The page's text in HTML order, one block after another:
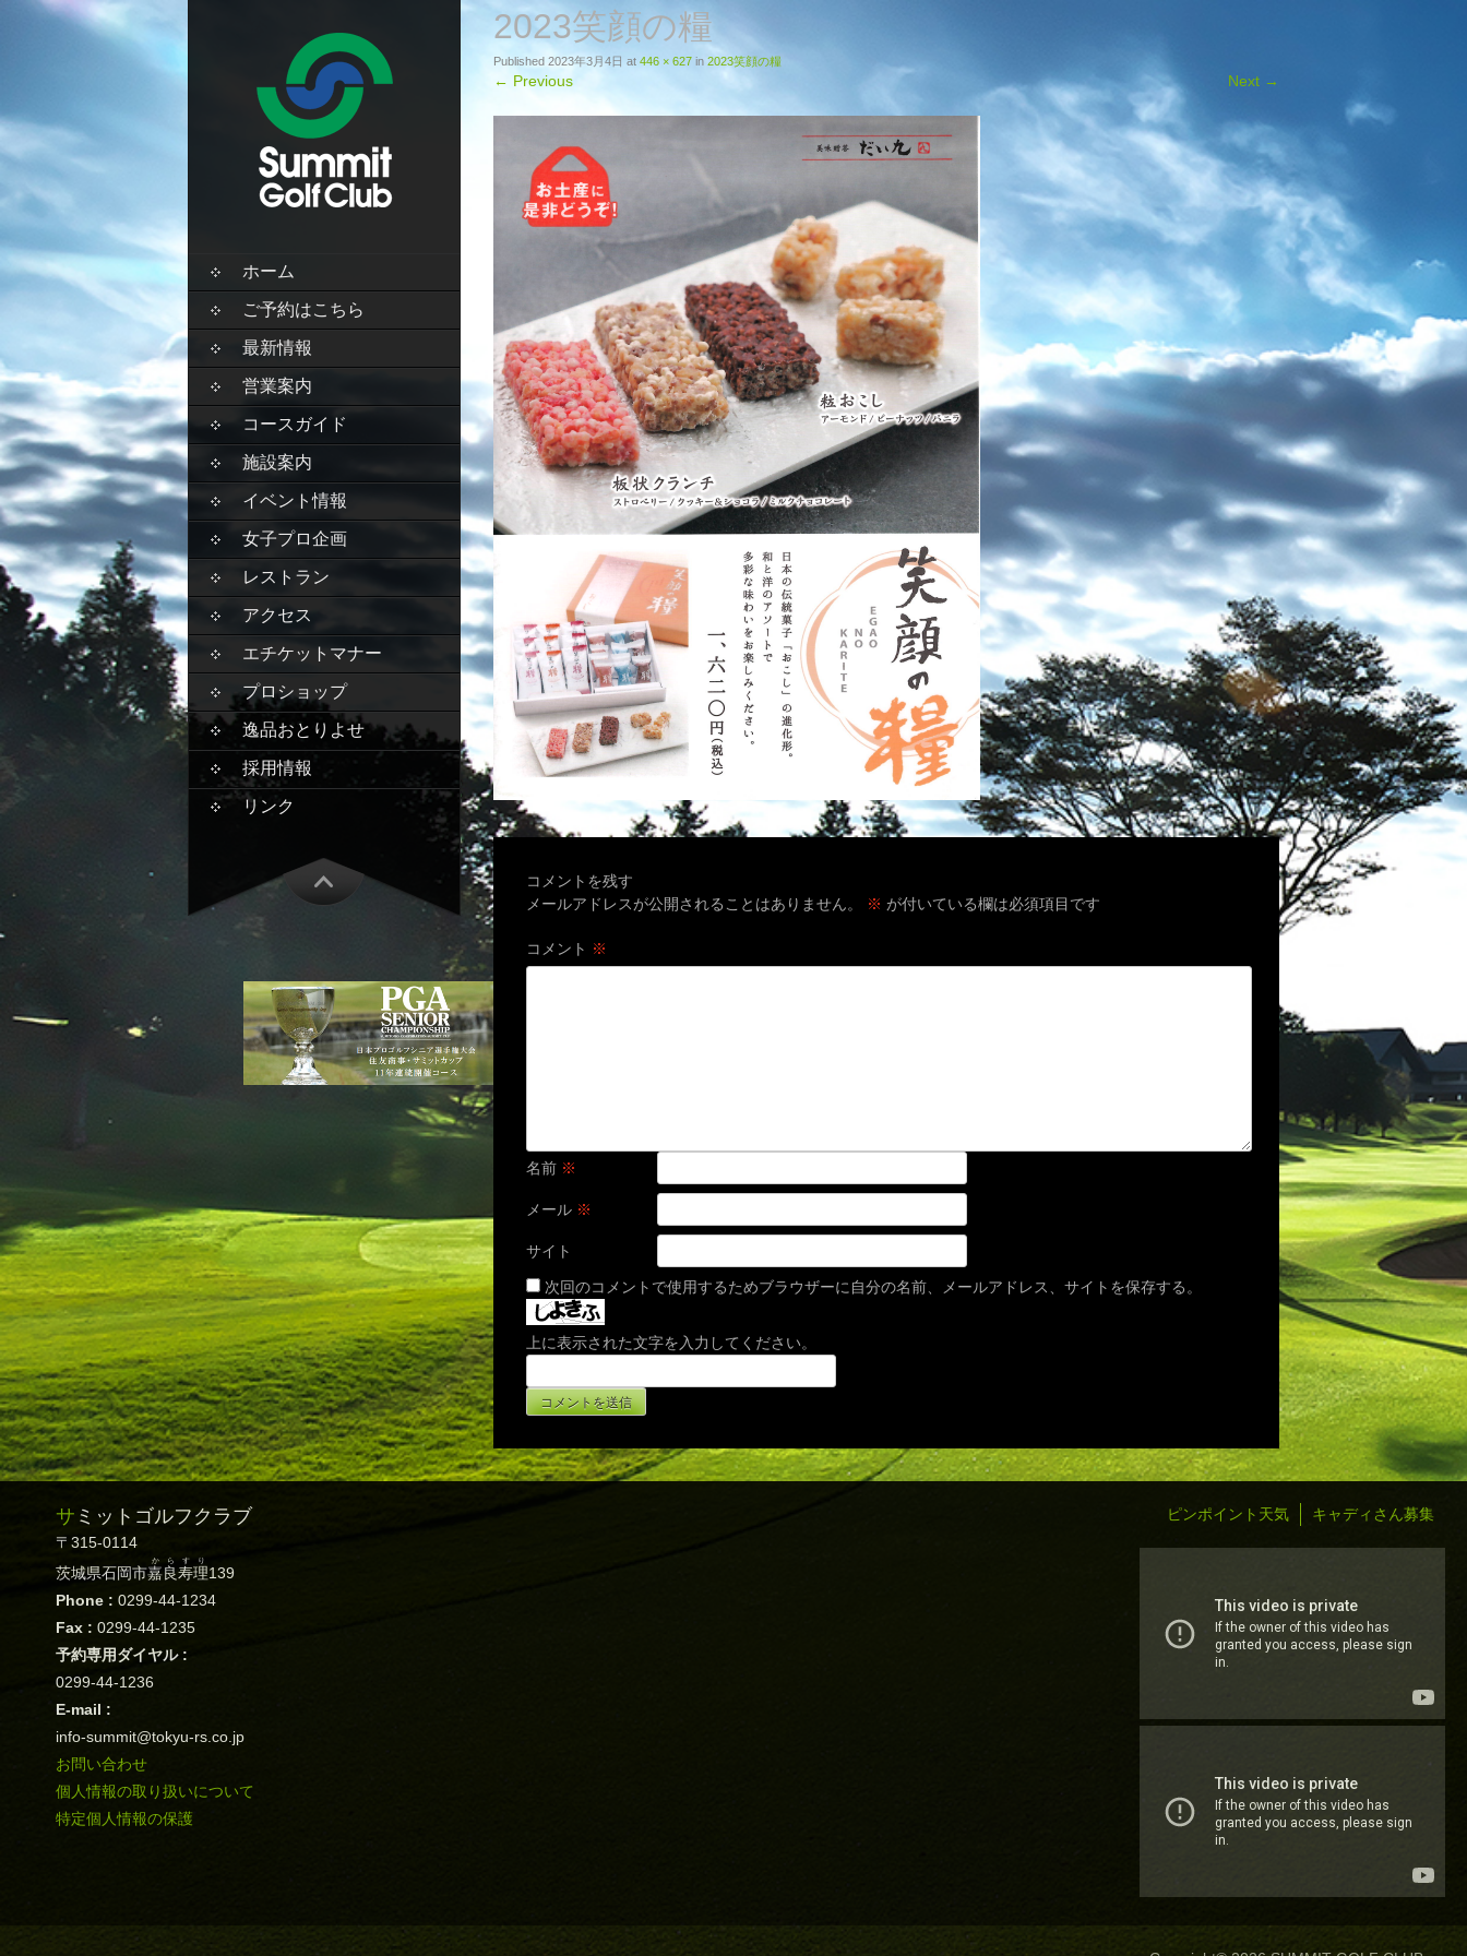
CONTENT
ホーム
ご予約はこちら
最新情報
営業案内
コースガイド
施設案内
イベント情報
女子プロ企画
レストラン
アクセス
エチケットマナー
プロショップ
逸品おとりよせ
採用情報
リンク
2023笑顔の糧
Published 2023年3月4日 at 446 × 627 in 2023笑顔の糧
← Previous Next →
コメントを残す
メールアドレスが公開されることはありません。
※ が付いている欄は必須項目です
コメント ※
名前 ※
メール ※
サイト
次回のコメントで使用するためブラウザーに自分の名前、メールアドレス、サイトを保存する。
上に表示された文字を入力してください。
サミットゴルフクラブ
〒315-0114
茨城県石岡市嘉良寿理
からすり
139
Phone : 0299-44-1234
Fax : 0299-44-1235
予約専用ダイヤル :
0299-44-1236
E-mail :
info-summit@tokyu-rs.co.jp
お問い合わせ
個人情報の取り扱いについて
特定個人情報の保護
ピンポイント天気 キャディさん募集